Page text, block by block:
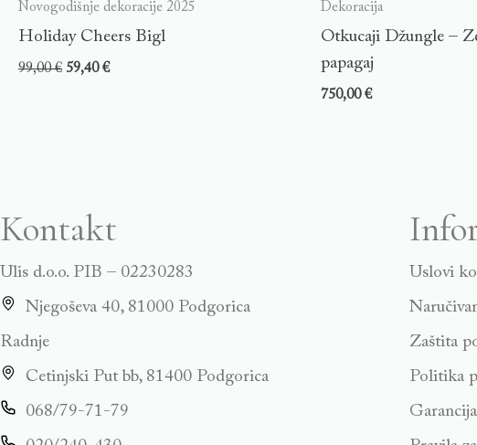
Novogodišnje dekoracije 2025
Holiday Cheers Bigl
99,00€ 59,40€
Dekoracija
Otkucaji Džungle –
papagaj
750,00€
Kontakt
Ulis d.o.o. PIB – 02230283
Njegoševa 40, 81000 Podgorica
Radnje
Cetinjski Put bb, 81400 Podgorica
068/79-71-79
Uslovi
Zaštita
Politika